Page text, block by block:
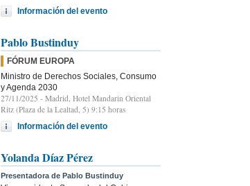
Información del evento
Pablo Bustinduy
FÓRUM EUROPA
Ministro de Derechos Sociales, Consumo
y Agenda 2030
27/11/2025 - Madrid, Hotel Mandarin Oriental
Ritz (Plaza de la Lealtad, 5) 9:15 horas
Información del evento
Yolanda Díaz Pérez
Presentadora de Pablo Bustinduy